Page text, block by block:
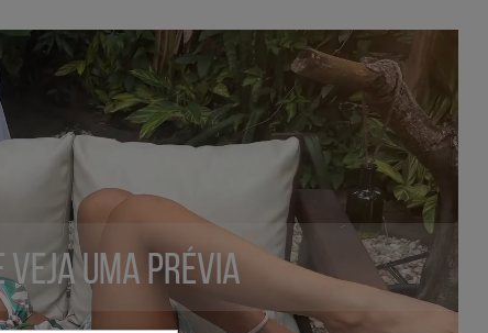
veja uma prévia